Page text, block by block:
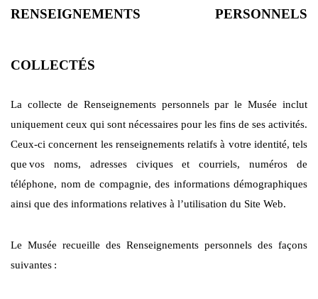
RENSEIGNEMENTS PERSONNELS
COLLECTÉS
La collecte de Renseignements personnels par le Musée inclut
uniquement ceux qui sont nécessaires pour les fins de ses activités.
Ceux-ci concernent les renseignements relatifs à votre identité, tels
que vos noms, adresses civiques et courriels, numéros de
téléphone, nom de compagnie, des informations démographiques
ainsi que des informations relatives à l’utilisation du Site Web.
Le Musée recueille des Renseignements personnels des façons
suivantes :